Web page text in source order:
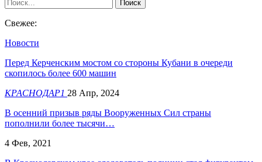
Свежее:
Новости
Перед Керченским мостом со стороны Кубани в очереди
скопилось более 600 машин
КРАСНОДАР1 28 Апр, 2024
В осенний призыв ряды Вооруженных Сил страны
пополнили более тысячи…
4 Фев, 2021